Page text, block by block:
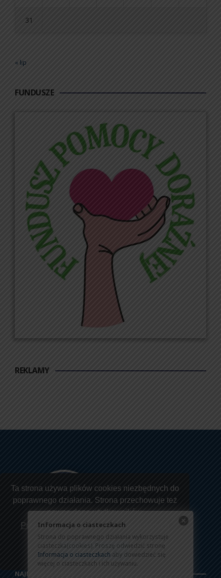
Ta strona używa plików cookies niezbędnych do
poprawnego działania. Strona przechowuje też
pewne dane użytkowników.
Przeczytaj jak korzystamy z twoich danych
Rozumiem
31
« lip
FUNDUSZE
REKLAMY
NAJNOWSZE WPISY
Informacja o ciasteczkach
Strona do poprawnego działania wykorzystuje
ciasteczka(cookies). Proszę odwiedzić stronę
Informacja o ciasteczkach aby dowiedzieć się
więcej o ciasteczkach i ich używaniu.